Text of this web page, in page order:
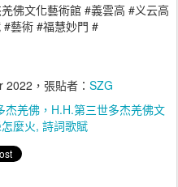
佛文化藝術館 #義雲高 #义云高
#藝術 #福慧妙門 #
2022 ，張貼者： SZG
杰羌佛，H.H.第三世多杰羌佛文
麼火 詩詞歌賦